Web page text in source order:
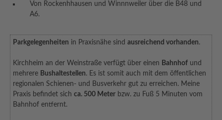
Von Rockenhhausen und Winnnweiler über die B48 und
A6.
Parkgelegenheiten in Praxisnähe sind ausreichend vorhanden.
Kirchheim an der Weinstraße verfügt über einen Bahnhof und
mehrere Bushaltestellen. Es ist somit auch mit dem öffentlichen
regionalen Schienen- und Busverkehr gut zu erreichen. Meine
Praxis befindet sich ca. 500 Meter bzw. zu Fuß 5 Minuten vom
Bahnhof entfernt.